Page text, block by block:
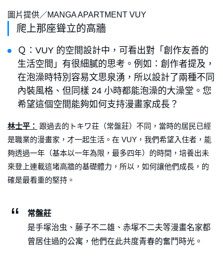
圖片提供／MANGA APARTMENT VUY
爬上那座聳立的高牆
Ｑ：VUY 的空間設計中，可看出對「創作友善的
生活空間」有很細膩的思考。例如：創作者提及，
在泡澡時特別容易文思泉湧，所以設計了兩種不同
內裝風格、但同樣 24 小時都能泡澡的大澡堂。您
希望這個空間能夠如何支持漫畫家成長？
林士平： 跟過去的トキワ荘（常盤莊）不同，當時的居民已經
是職業的漫畫家，才一起生活。在 VUY，我們希望入住者，能
夠透過一年（基本以一年為限，最多四年）的時間，培養出未
來登上連載這堵高牆的基礎體力，所以，如何讓他們成長，的
確是最看重的堅持。
常盤莊
是手塚治虫、藤子不二雄、赤塚不二夫等漫畫名家都
曾居住過的公寓，他們在此共度青春的奮鬥時光。